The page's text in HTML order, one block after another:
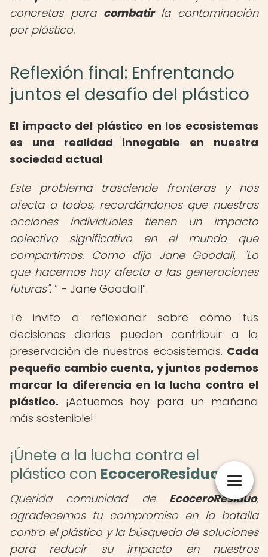
concretas para combatirla contaminación
por plástico.
Reflexión final: Enfrentando
juntos el desafío del plástico
El impacto del plástico en los ecosistemas
es una realidad innegable en nuestra
sociedad actual.
Este problema trasciende fronteras y nos
afecta a todos, recordándonos que nuestras
acciones individuales tienen un impacto
colectivo significativo en el mundo que
compartimos. Como dijo Jane Goodall, "Lo
que hacemos hoy afecta a las generaciones
futuras".
- Jane Goodall .
Te invito a reflexionar sobre cómo tus
decisiones diarias pueden contribuir a la
preservación de nuestros ecosistemas. Cada
pequeño cambio cuenta, y juntos podemos
marcar la diferencia en la lucha contra el
plástico. ¡Actuemos hoy para un mañana
más sostenible!
¡Únete a la lucha contra el
plástico con EcoceroResiduo!
Querida comunidad de EcoceroResiduo,
agradecemos tu compromiso en la batalla
contra el plástico y la búsqueda de soluciones
para reducir su impacto en nuestros